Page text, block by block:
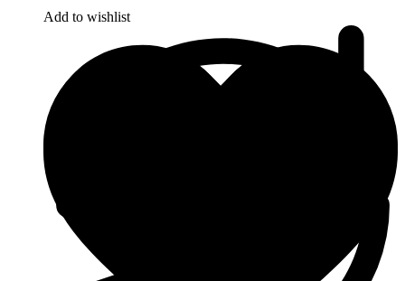
Add to wishlist